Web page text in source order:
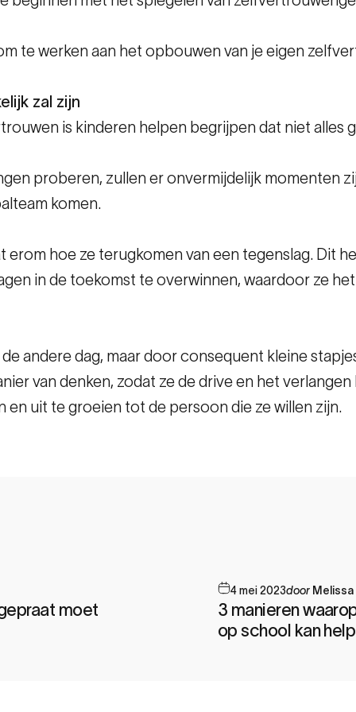
te werken aan het opbouwen van je eigen
zal zijn
is kinderen helpen begrijpen dat niet alles
proberen, zullen er onvermijdelijk momenten
komen.
erom hoe ze terugkomen van een tegenslag. Dit
in de toekomst te overwinnen, waardoor ze
andere dag, maar door consequent kleine
van denken, zodat ze de drive en het
uit te groeien tot de persoon die ze willen zijn.
moet
4 mei 2023door
3 manieren
op school kan